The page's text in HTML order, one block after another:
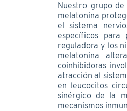
Nuestro grupo
melatonina
el sistema
específicos
reguladora y los
melatonina
coinhibidoras
atracción al
en leucocitos
sinérgico de la
mecanismos